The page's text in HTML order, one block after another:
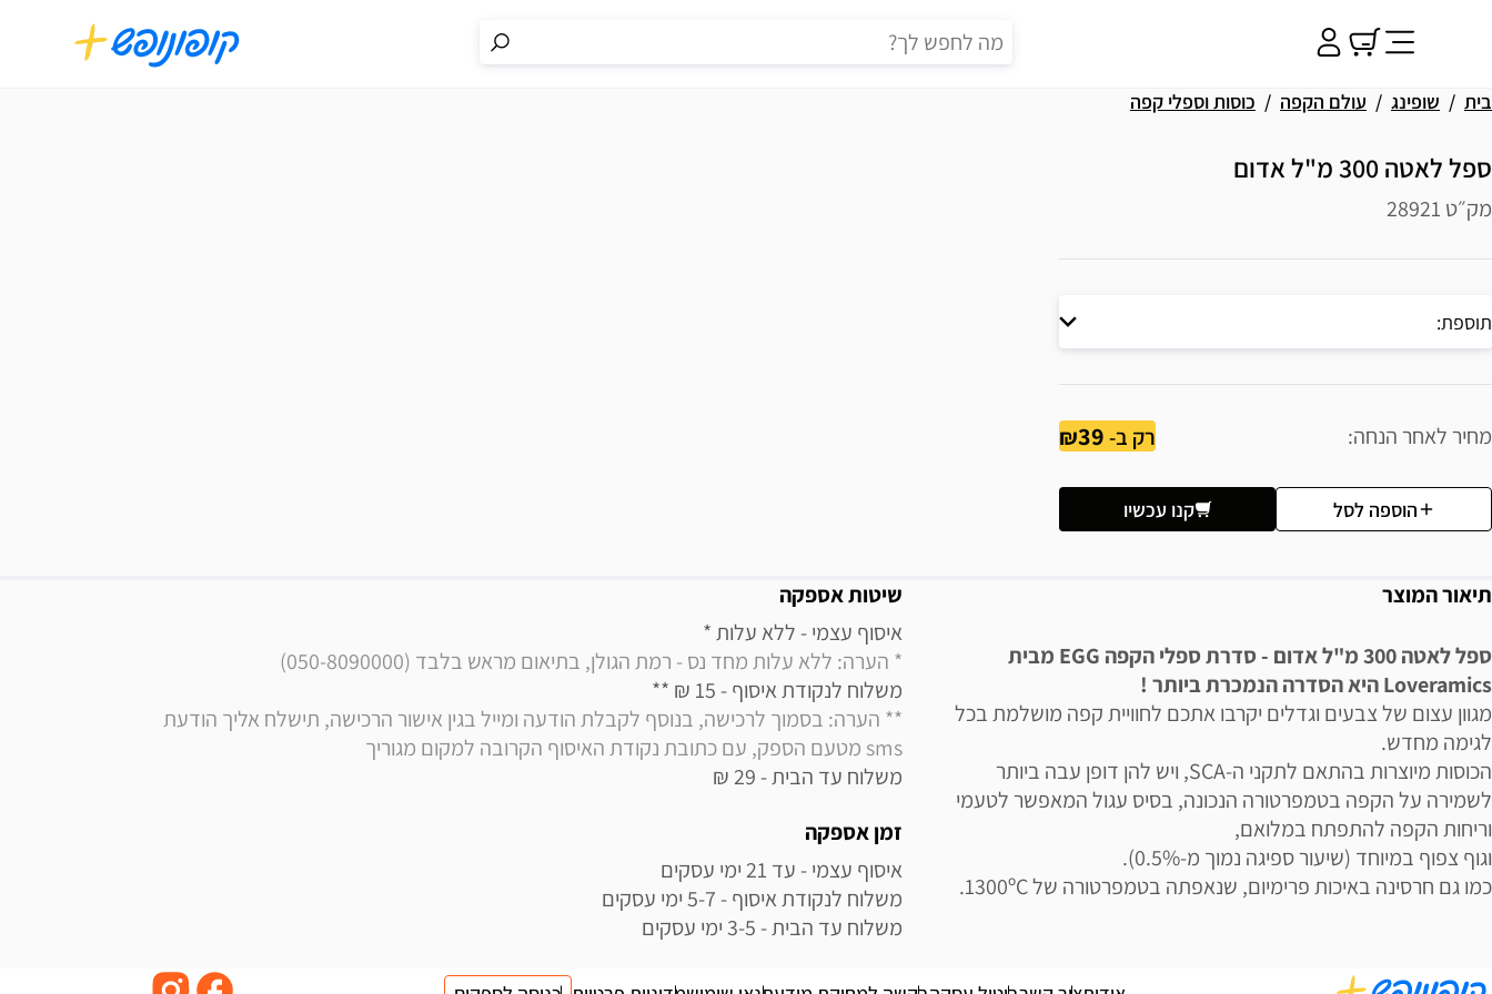
בית שופינג עולם הקפה כוסות וספלי קפה
ספל לאטה 300 מ"ל אדום
מק״ט 28921
תוספת:
מחיר לאחר הנחה רק ב-39
הוספה לסל קנו עכשיו
תיאור המוצר
ספל לאטה 300 מ"ל אדום - סדרת ספלי הקפה EGG מבית
Loveramics היא הסדרה הנמכרת ביותר !
מגוון עצום של צבעים וגדלים יקרבו אתכם לחוויית קפה מושלמת בכל
לגימה מחדש.
הכוסות מיוצרות בהתאם לתקני ה-SCA, ויש להן דופן עבה ביותר
לשמירה על הקפה בטמפרטורה הנכונה, בסיס עגול המאפשר לטעמי
וריחות הקפה להתפתח במלואם,
וגוף צפוף במיוחד (שיעור ספיגה נמוך מ-0.5%).
כמו גם חרסינה באיכות פרימיום, שנאפתה בטמפרטורה של 1300ºC.
מידע נוסף
שיטות אספקה
איסוף עצמי - ללא עלות *
* הערה: ללא עלות מחד נס - רמת הגולן, בתיאום מראש בלבד (050-8090000)
משלוח לנקודת איסוף - 15 ₪ **
sms מטעם הספק, עם כתובת נקודת האיסוף הקרובה למקום מגוריך
משלוח עד הבית - 29 ₪
זמן אספקה
משלוח עד הבית - 3-5 ימי עסקים